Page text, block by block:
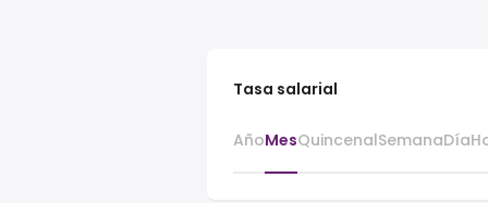
Tasa salarial
AñoMesQuincenalSemanaDía